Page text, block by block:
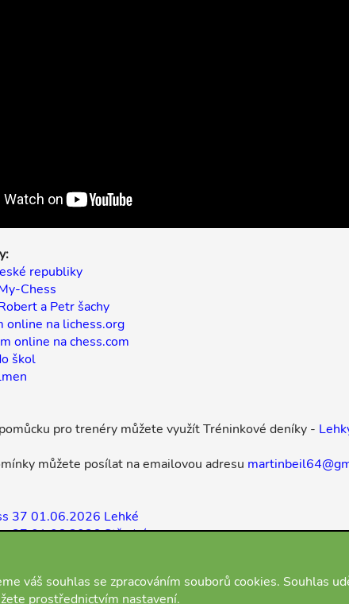
republiky
Chess
a Petr šachy
online na lichess.org
online na chess.com
škol
pro trenéry můžete využít Tréninkové deníky -
můžete posílat na emailovou adresu
37 01.06.2026 Lehké
37 01.06.2026 Střední
váš souhlas se zpracováním souborů cookies. Souhlas
prostřednictvím nastavení.